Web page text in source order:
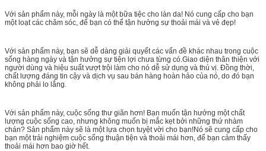
Với sản phẩm này, mỗi ngày là một bữa tiệc cho làn da! Nó cung cấp cho bạn
một loạt các chăm sóc, để bạn có thể tận hưởng sự thoải mái và vẻ đẹp!
Với sản phẩm này, bạn sẽ dễ dàng giải quyết các vấn đề khác nhau trong cuộc
sống hàng ngày và tận hưởng sự tiện lợi chưa từng có.Giao diện thân thiện với
người dùng và hiệu suất vượt trội làm cho nó dễ sử dụng và thú vị. Đồng thời,
chất lượng đáng tin cậy và dịch vụ sau bán hàng hoàn hảo của nó, do đó bạn
không phải lo lắng.
Với sản phẩm này, cuộc sống thư giãn hơn! Bạn muốn tận hưởng một chất
lượng cuộc sống cao, nhưng không muốn bị mắc kẹt bởi những thứ nhàm
chán? Sản phẩm này sẽ là một lựa chọn tuyệt vời cho bạn!Nó sẽ cung cấp cho
bạn một trải nghiệm cuộc sống thuận tiện và thoải mái hơn, để bạn cảm thấy
thoải mái hơn bao giờ hết.